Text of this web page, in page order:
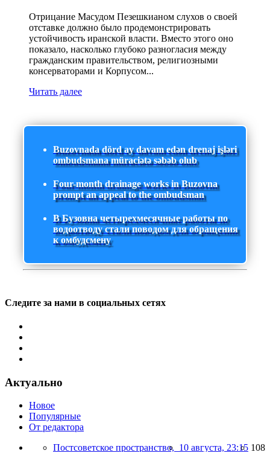
Отрицание Масудом Пезешкианом слухов о своей
отставке должно было продемонстрировать
устойчивость иранской власти. Вместо этого оно
показало, насколько глубоко разногласия между
гражданским правительством, религиозными
консерваторами и Корпусом...
Читать далее
Buzovnada dörd ay davam edən drenaj işləri
ombudsmana müraciətə səbəb olub
Four-month drainage works in Buzovna
prompt an appeal to the ombudsman
В Бузовна четырехмесячные работы по
водоотводу стали поводом для обращения
к омбудсмену
Следите за нами в социальных сетях
Актуально
Новое
Популярные
От редактора
Постсоветское пространство, 10 августа, 23:15 108